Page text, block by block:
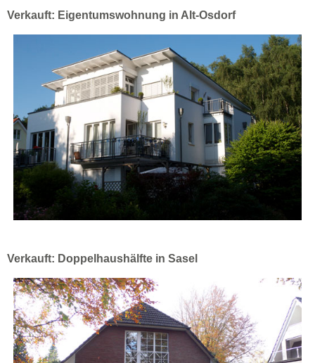
Verkauft: Eigentumswohnung in Alt-Osdorf
Verkauft: Doppelhaushälfte in Sasel